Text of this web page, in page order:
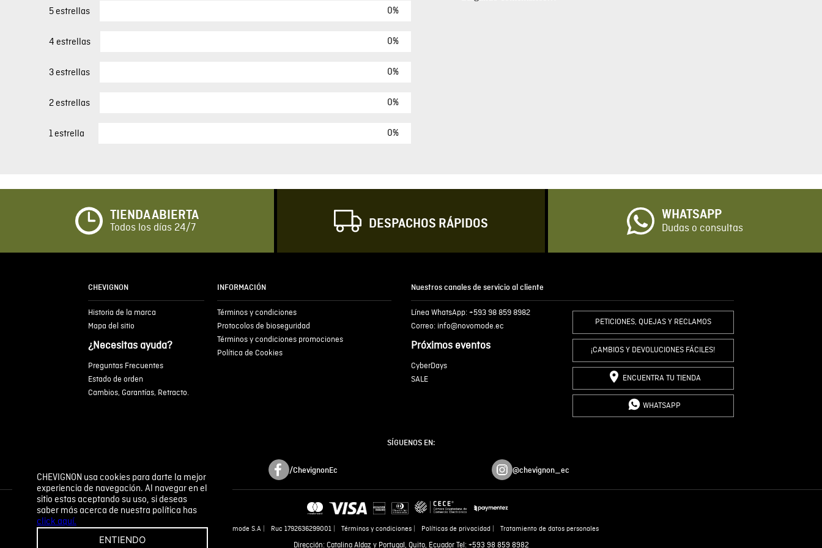
CHEVIGNON usa cookies para darte la mejor
experiencia de navegación. Al navegar en el
sitio estas aceptando su uso, si deseas
saber más acerca de nuestra política has
click aquí.
ENTIENDO
5 estrellas 0%
4 estrellas 0%
3 estrellas 0%
2 estrellas 0%
1 estrella 0%
Escribir comentario
ENVIAR COMENTARIO
TIENDA ABIERTA
Todos los días 24/7 DESPACHOS RÁPIDOS
WHATSAPP
Dudas o consultas
CHEVIGNON
Historia de la marca
Mapa del sitio
¿Necesitas ayuda?
Preguntas Frecuentes
Estado de orden
Cambios, Garantías, Retracto.
INFORMACIÓN
Términos y condiciones
Protocolos de bioseguridad
Términos y condiciones promociones
Política de Cookies
Nuestros canales de servicio al cliente
Línea WhatsApp: +593 98 859 8982
Correo: info@novomode.ec
Próximos eventos
CyberDays
SALE
PETICIONES, QUEJAS Y RECLAMOS
¡CAMBIOS Y DEVOLUCIONES FÁCILES!
ENCUENTRA TU TIENDA
WHATSAPP
SÍGUENOS EN:
/ChevignonEc @chevignon_ec
Novomode S.A Ruc 1792636299001 Términos y condiciones Políticas de privacidad Tratamiento de datos personales
Dirección: Catalina Aldaz y Portugal, Quito, Ecuador Tel: +593 98 859 8982